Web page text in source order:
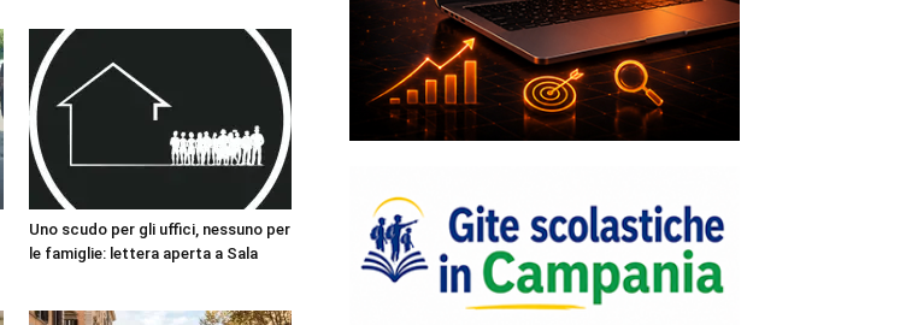
Uno scudo per gli uffici, nessuno per
le famiglie: lettera aperta a Sala